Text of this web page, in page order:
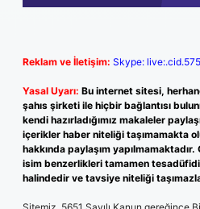
Reklam ve İletişim: Skype:
Yasal Uyarı: Bu internet sitesi,
şahıs şirketi ile hiçbir bağlantısı
kendi hazırladığımız makaleler
içerikler haber niteliği taşımamakta
hakkında paylaşım
isim benzerlikleri tamamen
halindedir ve tavsiye niteliği